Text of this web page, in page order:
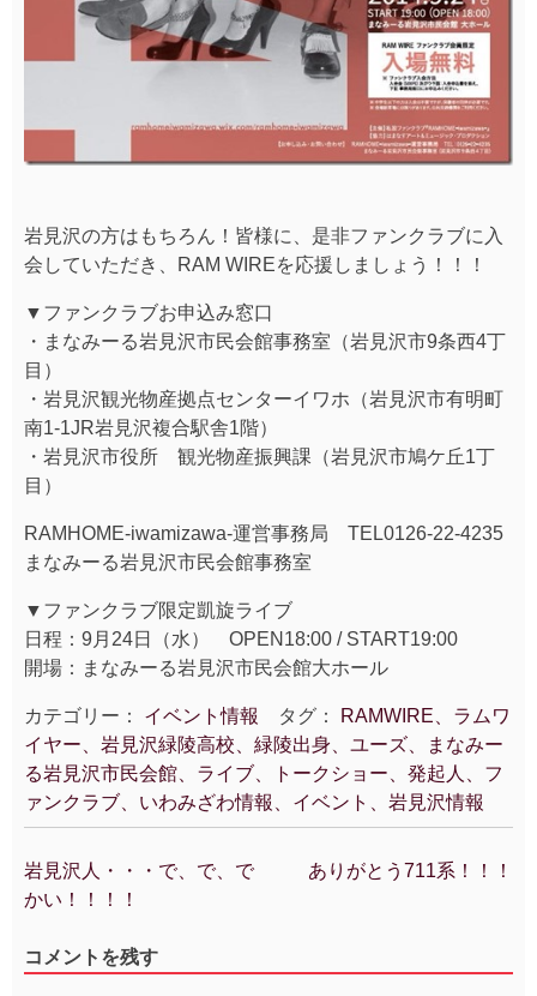
岩見沢の方はもちろん！皆様に、是非ファンクラブに入
会していただき、RAM WIREを応援しましょう！！！
▼ファンクラブお申込み窓口
・まなみーる岩見沢市民会館事務室（岩見沢市9条西4丁
目）
・岩見沢観光物産拠点センターイワホ（岩見沢市有明町
南1-1JR岩見沢複合駅舎1階）
・岩見沢市役所 観光物産振興課（岩見沢市鳩ケ丘1丁
目）
RAMHOME-iwamizawa-運営事務局 TEL0126-22-4235
まなみーる岩見沢市民会館事務室
▼ファンクラブ限定凱旋ライブ
日程：9月24日（水） OPEN18:00 / START19:00
開場：まなみーる岩見沢市民会館大ホール
カテゴリー： イベント情報 タグ：
RAMWIRE、ラムワ
イヤー、岩見沢緑陵高校、緑陵出身、ユーズ、まなみー
る岩見沢市民会館、ライブ、トークショー、発起人、フ
ァンクラブ、いわみざわ情報、イベント、岩見沢情報
投
稿
ビ
岩見沢人・・・で、で、で
かい！！！！
ありがとう711系！！！
コメントを残す